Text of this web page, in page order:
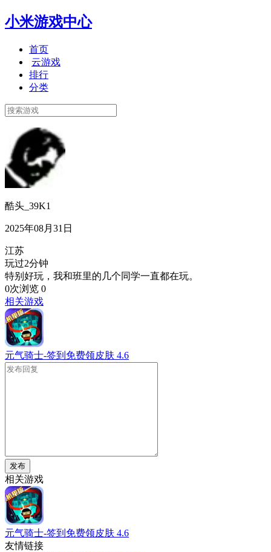
小米游戏中心
首页
云游戏
排行
分类
酷头_39K1
2025年08月31日
江苏
玩过2分钟
特别好玩，我和班里的几个同学一直都在玩。
0次浏览 0
相关游戏
元气骑士-签到免费领皮肤 4.6
发布
相关游戏
元气骑士-签到免费领皮肤 4.6
友情链接